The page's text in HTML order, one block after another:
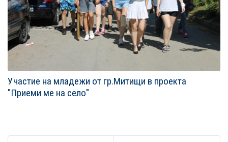
Участие на младежи от гр.Митищи в проекта
"Приеми ме на село"